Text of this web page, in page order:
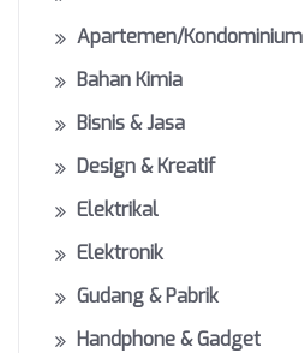
Apartemen/Kondominium
Bahan Kimia
Bisnis & Jasa
Design & Kreatif
Elektrikal
Elektronik
Gudang & Pabrik
Handphone & Gadget